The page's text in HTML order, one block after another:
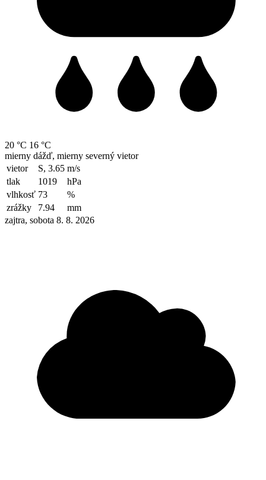
20 °C 16 °C
mierny dážď, mierny severný vietor
vietor
S, 3.65 m/s
tlak
1019
hPa
vlhkosť 73
%
zrážky
7.94
mm
zajtra, sobota 8. 8. 2026